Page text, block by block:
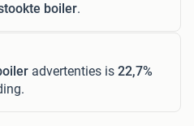
boiler.
advertenties is 22,7%